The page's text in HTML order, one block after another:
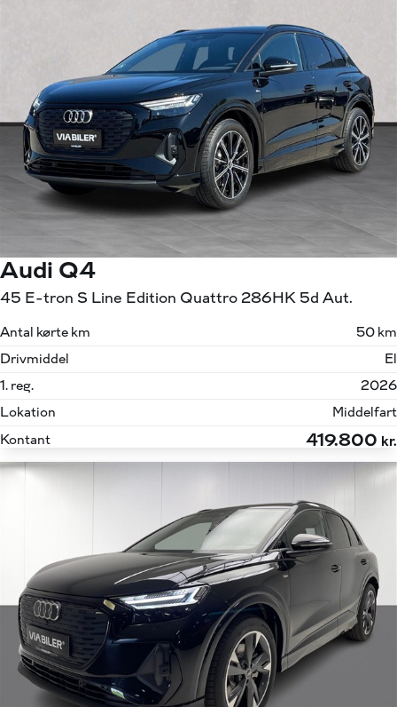
Audi Q4
45 E-tron S Line Edition Quattro 286HK 5d Aut.
Antal kørte km
50 km
Drivmiddel
El
1. reg.
2026
Lokation
Middelfart
Kontant
419.800 kr.